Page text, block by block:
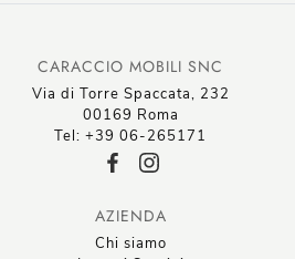
CARACCIO MOBILI SNC
Via di Torre Spaccata, 232
00169 Roma
Tel: +39 06-265171
AZIENDA
Chi siamo